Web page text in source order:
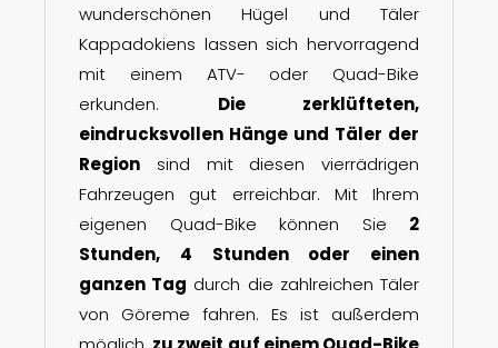
wunderschönen Hügel und Täler
Kappadokiens lassen sich hervorragend
mit einem ATV- oder Quad-Bike
erkunden. Die zerklüfteten,
eindrucksvollen Hänge und Täler der
Region sind mit diesen vierrädrigen
Fahrzeugen gut erreichbar. Mit Ihrem
eigenen Quad-Bike können Sie 2
Stunden, 4 Stunden oder einen
ganzen Tag durch die zahlreichen Täler
von Göreme fahren. Es ist außerdem